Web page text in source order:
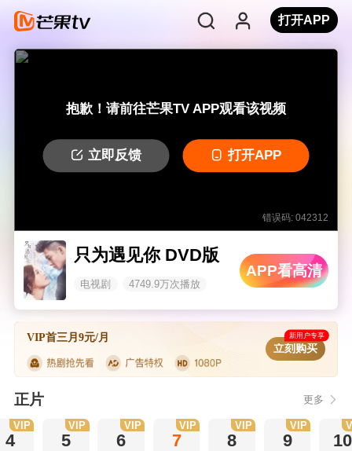
打开APP
抱歉！请前往芒果TV APP观看该视频
立即反馈 打开APP
错误码: 042312
只为遇见你 DVD版
电视剧 4749.9万次播放
APP看高清
VIP首三月9元/月 新用户专享
立刻购买
正片 更多
4
VIP
5
VIP
6
VIP
7
VIP
8
VIP
9
VIP
10